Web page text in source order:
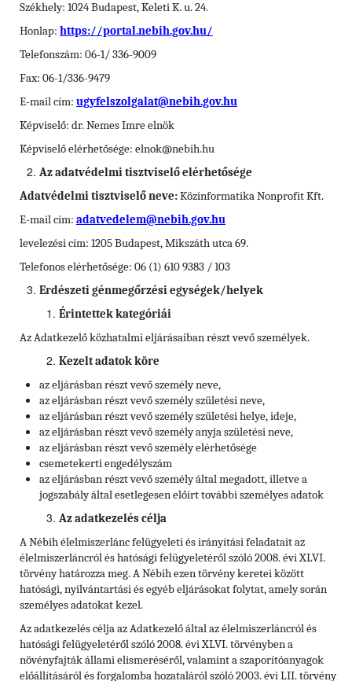
Székhely: 1024 Budapest, Keleti K. u. 24.
Honlap: https://portal.nebih.gov.hu/
Telefonszám: 06-1/ 336-9009
Fax: 06-1/336-9479
E-mail cím: ugyfelszolgalat@nebih.gov.hu
Képviselő: dr. Nemes Imre elnök
Képviselő elérhetősége: elnok@nebih.hu
Az adatvédelmi tisztviselő elérhetősége
Adatvédelmi tisztviselő neve:Közinformatika Nonprofit Kft.
E-mail cím: adatvedelem@nebih.gov.hu
levelezési cím: 1205 Budapest, Mikszáth utca 69.
Telefonos elérhetősége: 06 (1) 610 9383 / 103
Erdészeti génmegőrzési egységek/helyek
Érintettek kategóriái
Az Adatkezelő közhatalmi eljárásaiban részt vevő személyek.
Kezelt adatok köre
az eljárásban részt vevő személy neve,
az eljárásban részt vevő személy születési neve,
az eljárásban részt vevő személy születési helye, ideje,
az eljárásban részt vevő személy anyja születési neve,
az eljárásban részt vevő személy elérhetősége
csemetekerti engedélyszám
az eljárásban részt vevő személy által megadott, illetve a
jogszabály által esetlegesen előírt további személyes adatok
Az adatkezelés célja
A Nébih élelmiszerlánc felügyeleti és irányítási feladatait az
élelmiszerláncról és hatósági felügyeletéről szóló 2008. évi XLVI.
törvény határozza meg. A Nébih ezen törvény keretei között
hatósági, nyilvántartási és egyéb eljárásokat folytat, amely során
személyes adatokat kezel.
Az adatkezelés célja az Adatkezelő által az élelmiszerláncról és
hatósági felügyeletéről szóló 2008. évi XLVI. törvényben a
növényfajták állami elismeréséről, valamint a szaporítóanyagok
előállításáról és forgalomba hozataláról szóló 2003. évi LII. törvény